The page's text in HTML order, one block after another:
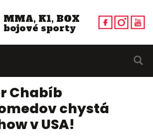
MMA, K1, BOX
bojové sporty
Chabíb
chystá
v USA!